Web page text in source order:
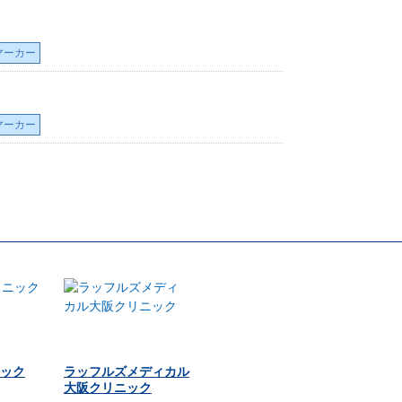
ーカー
ーカー
ク
ラッフルズメディカル
大阪クリニック